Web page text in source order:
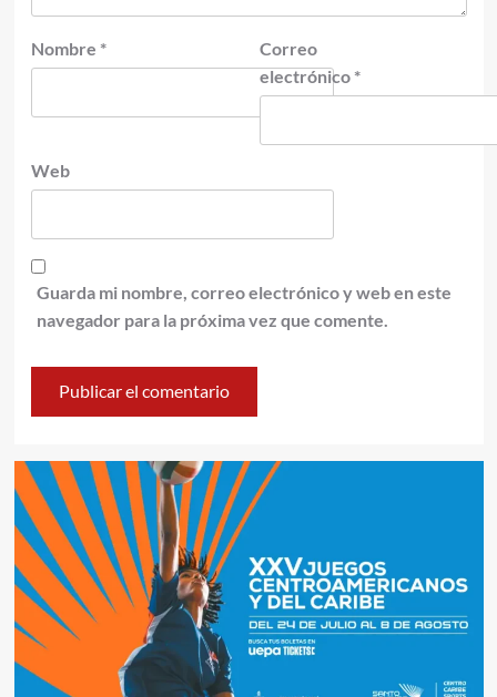
Nombre *
Correo
electrónico *
Web
Guarda mi nombre, correo electrónico y web en este
navegador para la próxima vez que comente.